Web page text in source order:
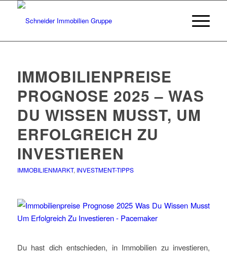
IMMOBILIENPREISE
PROGNOSE 2025 – WAS
DU WISSEN MUSST, UM
ERFOLGREICH ZU
INVESTIEREN
IMMOBILIENMARKT, INVESTMENT-TIPPS
Du hast dich entschieden, in Immobilien zu investieren,